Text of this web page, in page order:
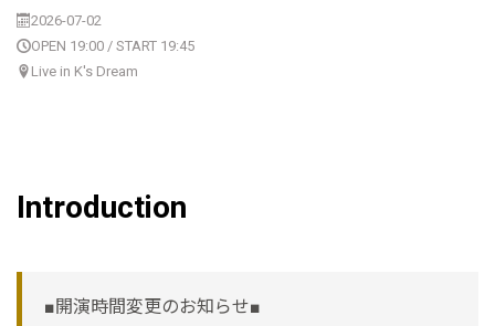
2026-07-02
OPEN 19:00 / START 19:45
Live in K's Dream
Introduction
■開演時間変更のお知らせ■